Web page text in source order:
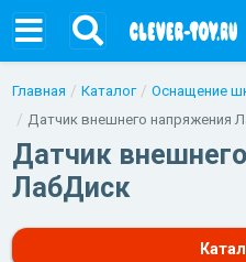
Главная Каталог Оснащение
Датчик внешнего напряжения
Датчик
ЛабДиск